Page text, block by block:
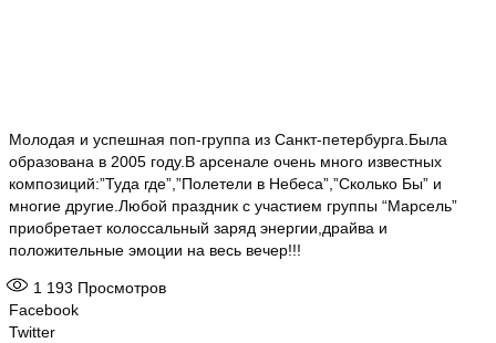
Молодая и успешная поп-группа из Санкт-петербурга.Была
образована в 2005 году.В арсенале очень много известных
композиций:”Туда где”,”Полетели в Небеса”,”Сколько Бы” и
многие другие.Любой праздник с участием группы “Марсель”
приобретает колоссальный заряд энергии,драйва и
положительные эмоции на весь вечер!!!
1 193 Просмотров
Facebook
Twitter